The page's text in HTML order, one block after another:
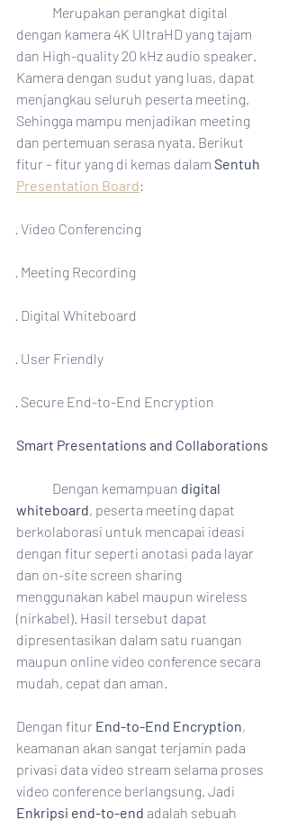
dengan kamera 4K UltraHD yang tajam
dan High-quality 20 kHz audio speaker.
Kamera dengan sudut yang luas, dapat
menjangkau seluruh peserta meeting.
Sehingga mampu menjadikan meeting
dan pertemuan serasa nyata. Berikut
fitur – fitur yang di kemas dalam Sentuh
Presentation Board:
· Video Conferencing
· Meeting Recording
· Digital Whiteboard
· User Friendly
· Secure End-to-End Encryption
Smart Presentations and Collaborations
	Dengan kemampuan
digital
whiteboard, peserta meeting dapat
berkolaborasi untuk mencapai ideasi
dengan fitur seperti anotasi pada layar
dan on-site screen sharing
menggunakan kabel maupun wireless
(nirkabel). Hasil tersebut dapat
dipresentasikan dalam satu ruangan
maupun online video conference secara
mudah, cepat dan aman.
Dengan fitur End-to-End Encryption,
keamanan akan sangat terjamin pada
privasi data video stream selama proses
video conference berlangsung. Jadi
Enkripsi end-to-end adalah sebuah